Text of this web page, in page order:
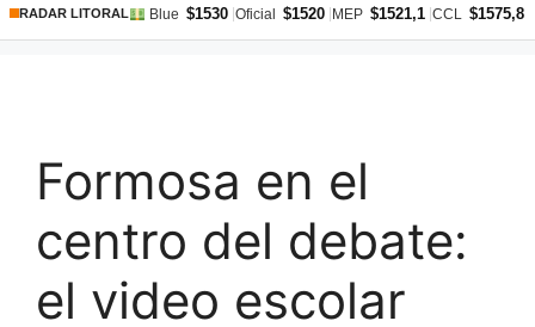
RADAR LITORAL Blue $1530 Oficial $1520 MEP $1521,1 CCL $1575,8
Formosa en el
centro del debate:
el video escolar